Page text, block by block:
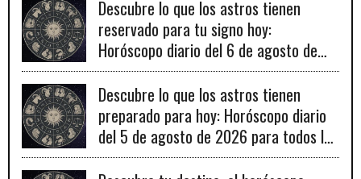
Descubre lo que los astros tienen
reservado para tu signo hoy:
Horóscopo diario del 6 de agosto de
2026
Descubre lo que los astros tienen
preparado para hoy: Horóscopo diario
del 5 de agosto de 2026 para todos los
signos zodiacales.